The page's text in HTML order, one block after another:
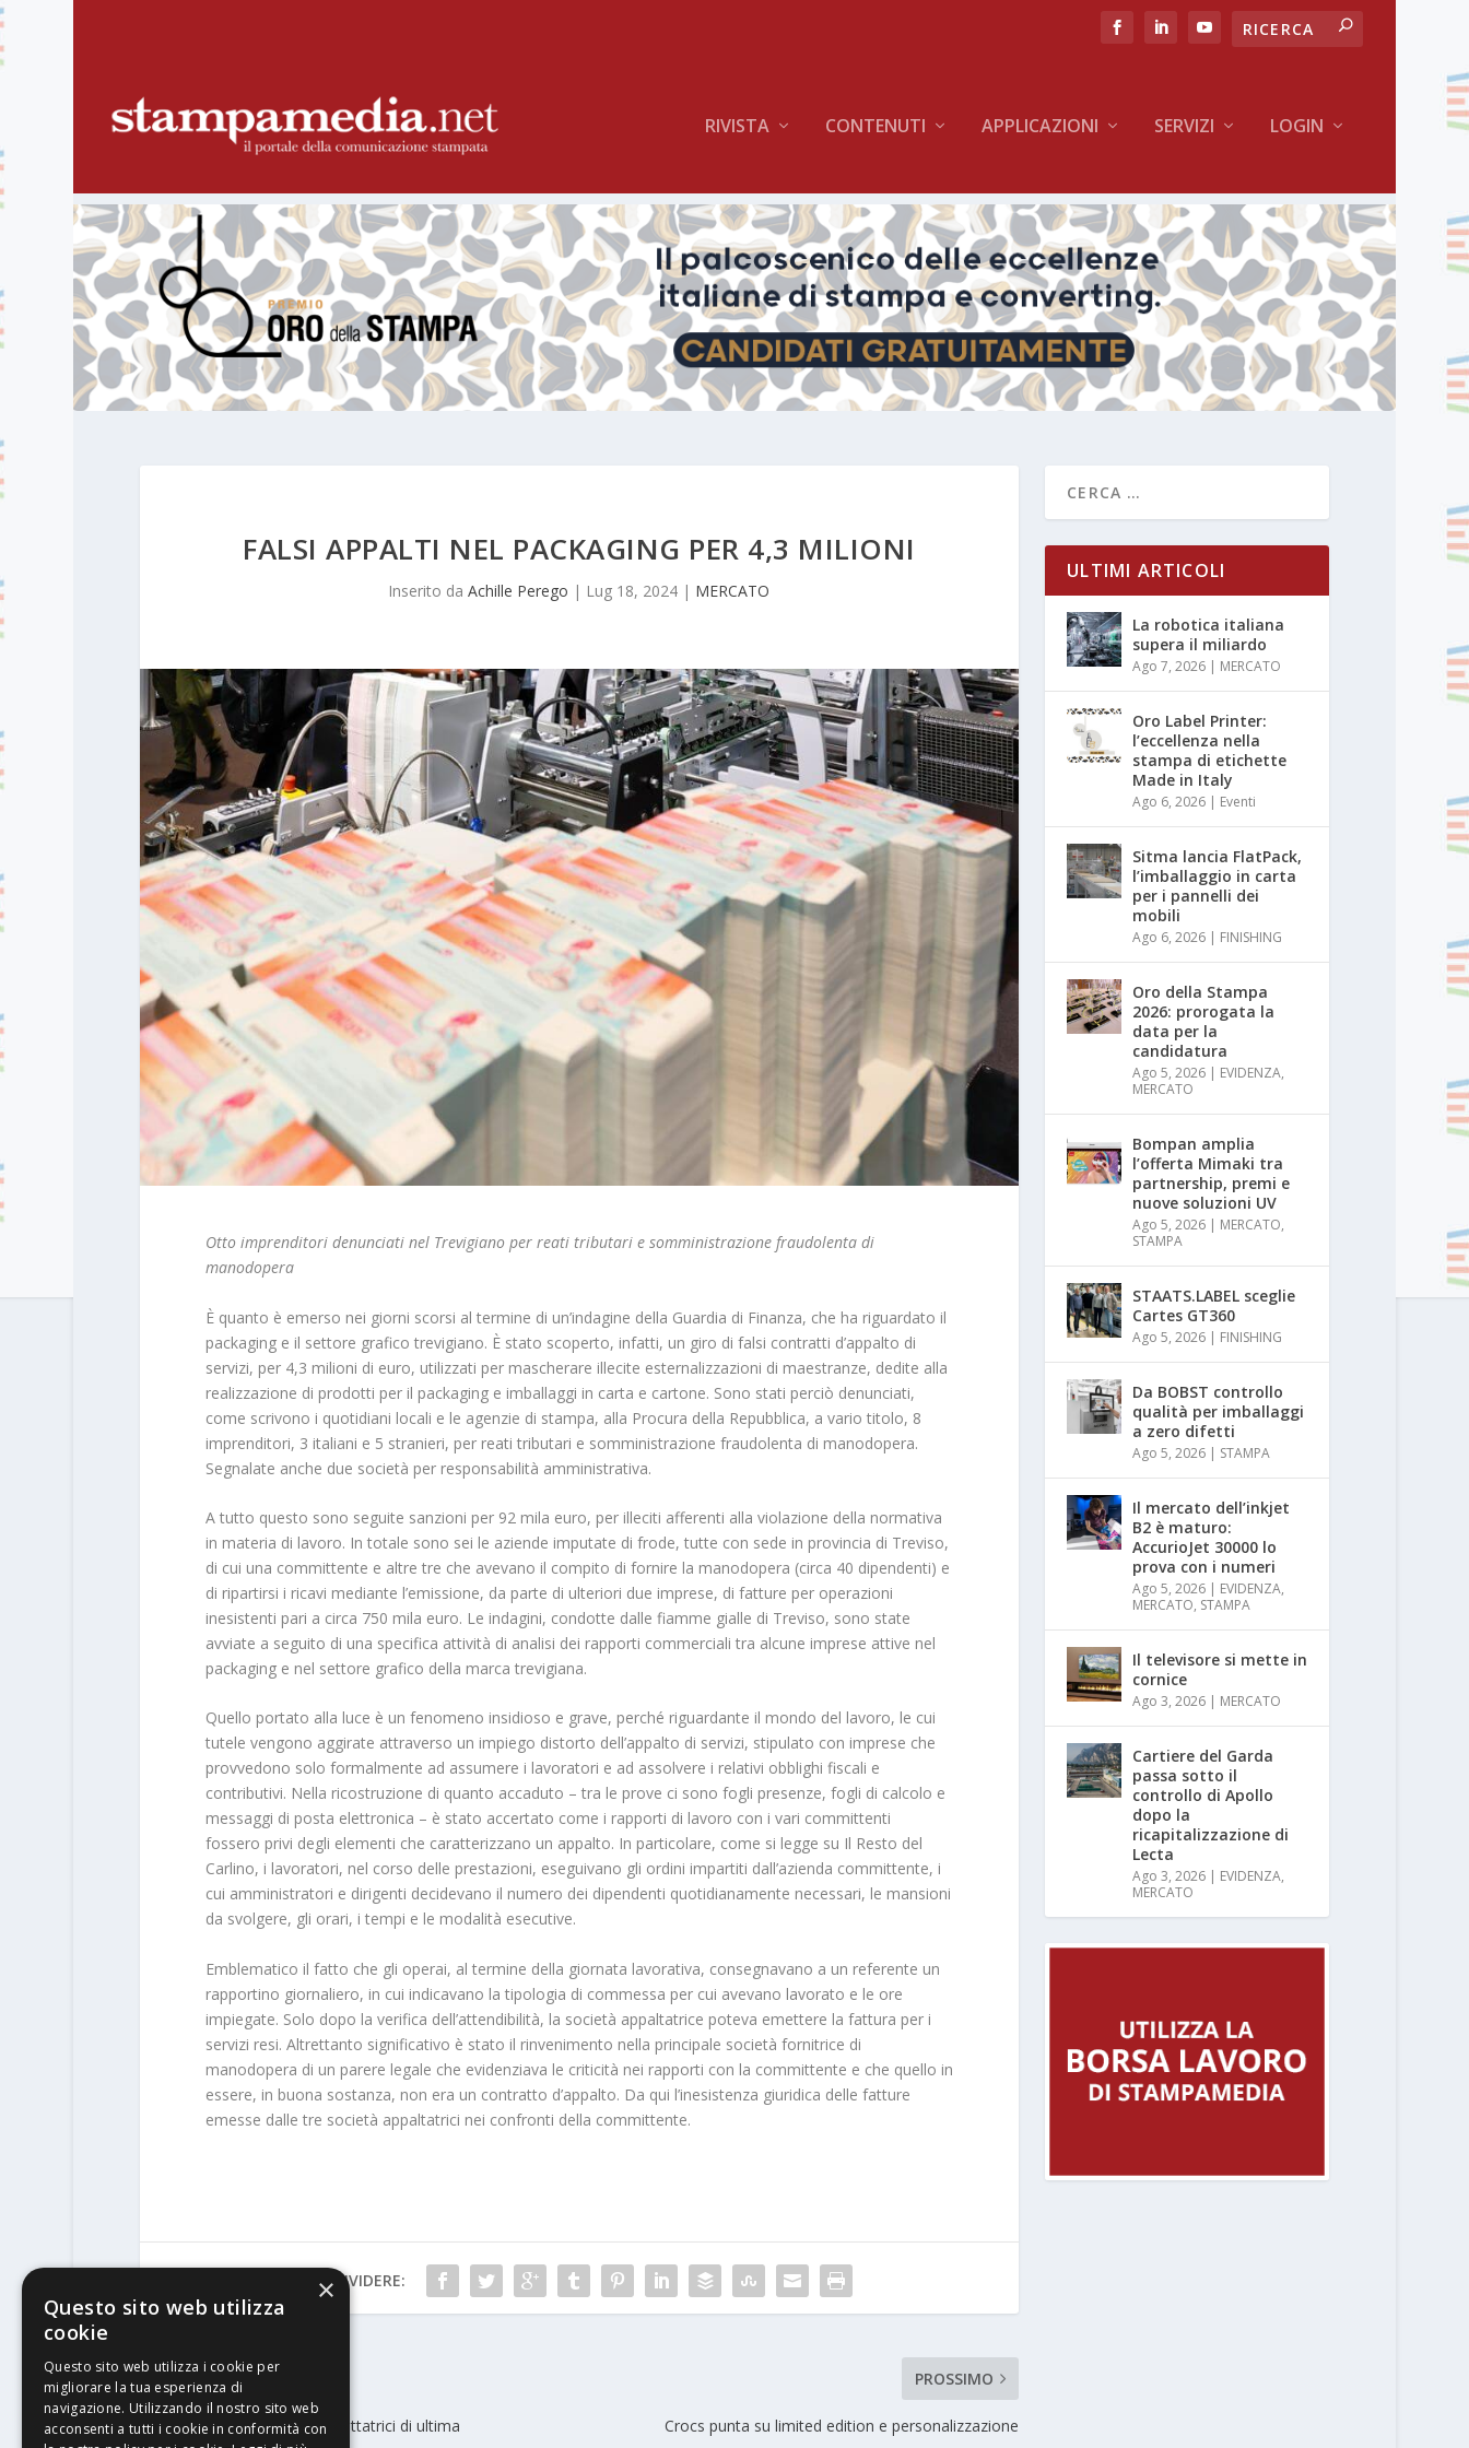
RIVISTA CONTENUTI APPLICAZIONI SERVIZI LOGIN
FALSI APPALTI NEL PACKAGING PER 4,3 MILIONI
Inserito daAchille Perego | Lug 18, 2024 | MERCATO
Otto imprenditori denunciati nel Trevigiano per reati tributari e somministrazione fraudolenta di
manodopera
È quanto è emerso nei giorni scorsi al termine di un’indagine della Guardia di Finanza, che ha riguardato il
packaging e il settore grafico trevigiano. È stato scoperto, infatti, un giro di falsi contratti d’appalto di
servizi, per 4,3 milioni di euro, utilizzati per mascherare illecite esternalizzazioni di maestranze, dedite alla
realizzazione di prodotti per il packaging e imballaggi in carta e cartone. Sono stati perciò denunciati,
come scrivono i quotidiani locali e le agenzie di stampa, alla Procura della Repubblica, a vario titolo, 8
imprenditori, 3 italiani e 5 stranieri, per reati tributari e somministrazione fraudolenta di manodopera.
Segnalate anche due società per responsabilità amministrativa.
A tutto questo sono seguite sanzioni per 92 mila euro, per illeciti afferenti alla violazione della normativa
in materia di lavoro. In totale sono sei le aziende imputate di frode, tutte con sede in provincia di Treviso,
di cui una committente e altre tre che avevano il compito di fornire la manodopera (circa 40 dipendenti) e
di ripartirsi i ricavi mediante l’emissione, da parte di ulteriori due imprese, di fatture per operazioni
inesistenti pari a circa 750 mila euro. Le indagini, condotte dalle fiamme gialle di Treviso, sono state
avviate a seguito di una specifica attività di analisi dei rapporti commerciali tra alcune imprese attive nel
packaging e nel settore grafico della marca trevigiana.
Quello portato alla luce è un fenomeno insidioso e grave, perché riguardante il mondo del lavoro, le cui
tutele vengono aggirate attraverso un impiego distorto dell’appalto di servizi, stipulato con imprese che
provvedono solo formalmente ad assumere i lavoratori e ad assolvere i relativi obblighi fiscali e
contributivi. Nella ricostruzione di quanto accaduto – tra le prove ci sono fogli presenze, fogli di calcolo e
messaggi di posta elettronica – è stato accertato come i rapporti di lavoro con i vari committenti
fossero privi degli elementi che caratterizzano un appalto. In particolare, come si legge su Il Resto del
Carlino, i lavoratori, nel corso delle prestazioni, eseguivano gli ordini impartiti dall’azienda committente, i
cui amministratori e dirigenti decidevano il numero dei dipendenti quotidianamente necessari, le mansioni
da svolgere, gli orari, i tempi e le modalità esecutive.
Emblematico il fatto che gli operai, al termine della giornata lavorativa, consegnavano a un referente un
rapportino giornaliero, in cui indicavano la tipologia di commessa per cui avevano lavorato e le ore
impiegate. Solo dopo la verifica dell’attendibilità, la società appaltatrice poteva emettere la fattura per i
servizi resi. Altrettanto significativo è stato il rinvenimento nella principale società fornitrice di
manodopera di un parere legale che evidenziava le criticità nei rapporti con la committente e che quello in
essere, in buona sostanza, non era un contratto d’appalto. Da qui l’inesistenza giuridica delle fatture
emesse dalle tre società appaltatrici nei confronti della committente.
CONDIVIDERE:
PRECEDENTE
Da Gaps finestratrici e sacchettatrici di ultima
PROSSIMO
Crocs punta su limited edition e personalizzazione
ULTIMI ARTICOLI
La robotica italiana
supera il miliardo
Ago 7, 2026 | MERCATO
Oro Label Printer:
l’eccellenza nella
stampa di etichette
Made in Italy
Ago 6, 2026 | Eventi
Sitma lancia FlatPack,
l’imballaggio in carta
per i pannelli dei
mobili
Ago 6, 2026 | FINISHING
Oro della Stampa
2026: prorogata la
data per la
candidatura
Ago 5, 2026 | EVIDENZA,
MERCATO
Bompan amplia
l’offerta Mimaki tra
partnership, premi e
nuove soluzioni UV
Ago 5, 2026 | MERCATO,
STAMPA
STAATS.LABEL sceglie
Cartes GT360
Ago 5, 2026 | FINISHING
Da BOBST controllo
qualità per imballaggi
a zero difetti
Ago 5, 2026 | STAMPA
Il mercato dell’inkjet
B2 è maturo:
AccurioJet 30000 lo
prova con i numeri
Ago 5, 2026 | EVIDENZA,
MERCATO, STAMPA
Il televisore si mette in
cornice
Ago 3, 2026 | MERCATO
Cartiere del Garda
passa sotto il
controllo di Apollo
dopo la
ricapitalizzazione di
Lecta
Ago 3, 2026 | EVIDENZA,
MERCATO
×
Questo sito web utilizza
cookie
Questo sito web utilizza i cookie per
migliorare la tua esperienza di
navigazione. Utilizzando il nostro sito web
acconsenti a tutti i cookie in conformità con